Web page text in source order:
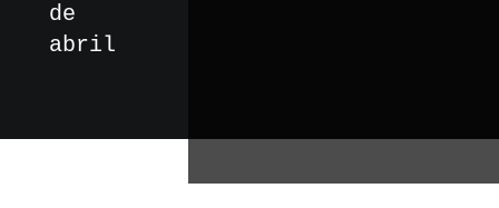
de
abril